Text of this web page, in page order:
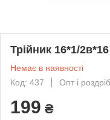
Трійник 16*1/
Немає в наявності
Код: 437
Опт і роздріб
199 ₴